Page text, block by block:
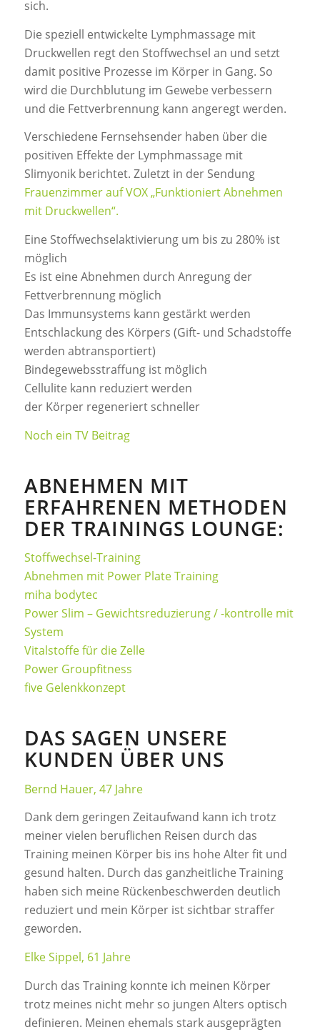
sich.
Die speziell entwickelte Lymphmassage mit
Druckwellen regt den Stoffwechsel an und setzt
damit positive Prozesse im Körper in Gang. So
wird die Durchblutung im Gewebe verbessern
und die Fettverbrennung kann angeregt werden.
Verschiedene Fernsehsender haben über die
positiven Effekte der Lymphmassage mit
Slimyonik berichtet. Zuletzt in der Sendung
Frauenzimmer auf VOX „Funktioniert Abnehmen
mit Druckwellen“.
Eine Stoffwechselaktivierung um bis zu 280% ist
möglich
Es ist eine Abnehmen durch Anregung der
Fettverbrennung möglich
Das Immunsystems kann gestärkt werden
Entschlackung des Körpers (Gift- und Schadstoffe
werden abtransportiert)
Bindegewebsstraffung ist möglich
Cellulite kann reduziert werden
der Körper regeneriert schneller
Noch ein TV Beitrag
ABNEHMEN MIT
ERFAHRENEN METHODEN
DER TRAININGS LOUNGE:
Stoffwechsel-Training
Abnehmen mit Power Plate Training
miha bodytec
Power Slim – Gewichtsreduzierung / -kontrolle mit
System
Vitalstoffe für die Zelle
Power Groupfitness
five Gelenkkonzept
DAS SAGEN UNSERE
KUNDEN ÜBER UNS
Bernd Hauer, 47 Jahre
Dank dem geringen Zeitaufwand kann ich trotz
meiner vielen beruflichen Reisen durch das
Training meinen Körper bis ins hohe Alter fit und
gesund halten. Durch das ganzheitliche Training
haben sich meine Rückenbeschwerden deutlich
reduziert und mein Körper ist sichtbar straffer
geworden.
Elke Sippel, 61 Jahre
Durch das Training konnte ich meinen Körper
trotz meines nicht mehr so jungen Alters optisch
definieren. Meinen ehemals stark ausgeprägten